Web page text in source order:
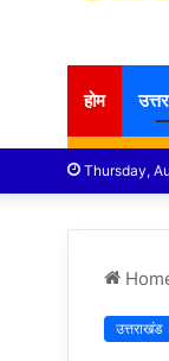
होम
Thursday,
उत्तराखंड